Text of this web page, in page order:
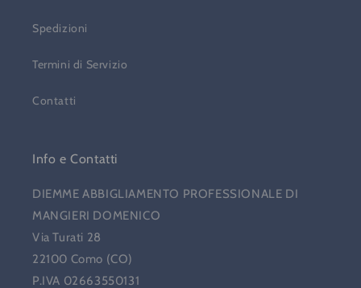
Spedizioni
Termini di Servizio
Contatti
Info e Contatti
DIEMME ABBIGLIAMENTO PROFESSIONALE DI
MANGIERI DOMENICO
Via Turati 28
22100 Como (CO)
P.IVA 02663550131